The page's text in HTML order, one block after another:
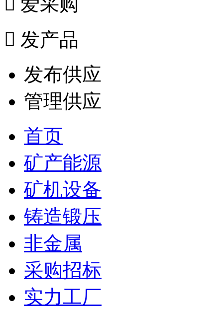
 发产品
发布供应
管理供应
首页
矿产能源
矿机设备
铸造锻压
非金属
采购招标
实力工厂